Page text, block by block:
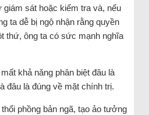
sát hoặc kiểm tra và, nếu
ta dễ bị ngộ nhận rằng quyền
thứ, ông ta có sức mạnh nghĩa
khả năng phân biệt đâu là
đâu là đúng về mặt chính trị.
phồng bản ngã, tạo ảo tưởng